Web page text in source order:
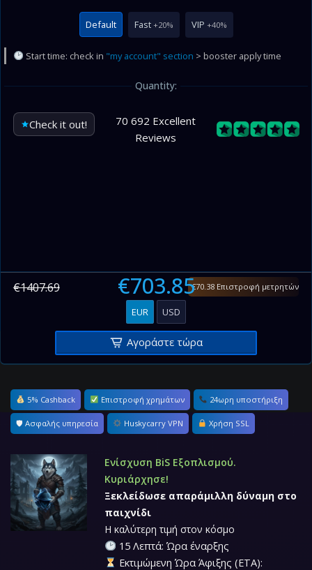
Default Fast+20% VIP +40%
Start time: check in "my account" section > booster apply time
Quantity:
Check it out!
70 692 Excellent
Reviews
€1407.69 €703.85€70.38 Επιστροφή μετρητών
EUR USD
Αγοράστε τώρα
5% Cashback Επιστροφή χρημάτων 24ωρη υποστήριξη
🛡 Ασφαλής υπηρεσία Huskycarry VPN Χρήση SSL
Ενίσχυση BiS Εξοπλισμού.
Κυριάρχησε!
Ξεκλείδωσε απαράμιλλη δύναμη στο
παιχνίδι
Η καλύτερη τιμή στον κόσμο
15 Λεπτά: Ώρα έναρξης
Εκτιμώμενη Ώρα Άφιξης (ETA):